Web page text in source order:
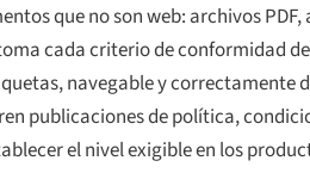
que no son web: archivos
cada criterio de conformidad
navegable y
publicaciones de política,
el nivel exigible en los